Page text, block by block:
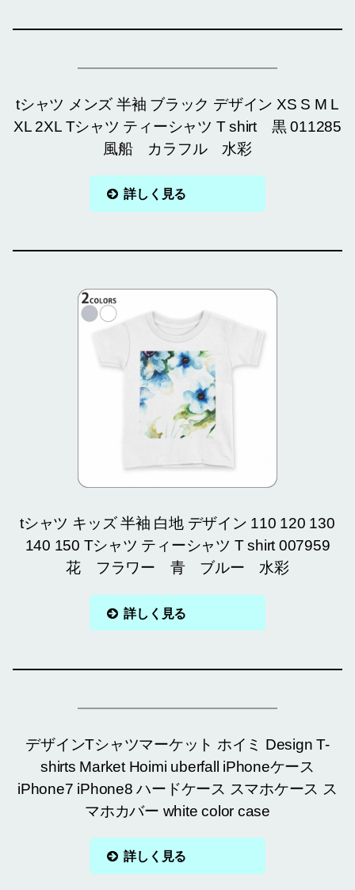
tシャツ メンズ 半袖 ブラック デザイン XS S M L
XL 2XL Tシャツ ティーシャツ T shirt 黒 011285
風船 カラフル 水彩
詳しく見る
tシャツ キッズ 半袖 白地 デザイン 110 120 130
140 150 Tシャツ ティーシャツ T shirt 007959
花 フラワー 青 ブルー 水彩
詳しく見る
デザインTシャツマーケット ホイミ Design T-
shirts Market Hoimi uberfall iPhoneケース
iPhone7 iPhone8 ハードケース スマホケース ス
マホカバー white color case
詳しく見る